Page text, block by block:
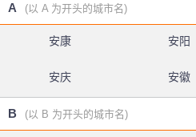
A (以 A 为开头的城市名)
安康 安阳
安庆 安徽
B (以 B 为开头的城市名)